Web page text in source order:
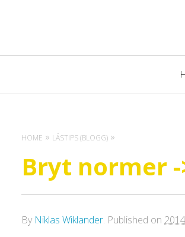
HOME LÄSTIPS (BLOGG)
Bryt normer
By Niklas Wiklander. Published on